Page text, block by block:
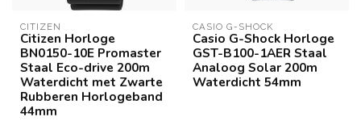
CITIZEN
Citizen Horloge
BN0150-10E Promaster
Staal Eco-drive 200m
Waterdicht met Zwarte
Rubberen Horlogeband
44mm
CASIO G-SHOCK
Casio G-Shock Horloge
GST-B100-1AER Staal
Analoog Solar 200m
Waterdicht 54mm